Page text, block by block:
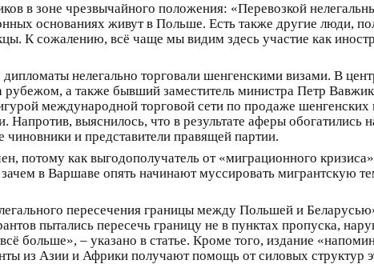
в зоне чрезвычайного положения: «Перевозкой
основаниях живут в Польше. Есть также другие люди,
К сожалению, всё чаще мы видим здесь участие как
нелегально торговали шенгенскими визами. В
рубежом, а также бывший заместитель министра Петр
международной торговой сети по продаже
выяснилось, что в результате аферы обогатились
чиновники и представители правящей партии.
потому как выгодополучатель от «миграционного
в Варшаве опять начинают муссировать мигрантскую
пересечения границы между Польшей и
пытались пересечь границу не в пунктах пропуска,
больше», – указано в статье. Кроме того, издание
из Азии и Африки получают помощь от силовых структур